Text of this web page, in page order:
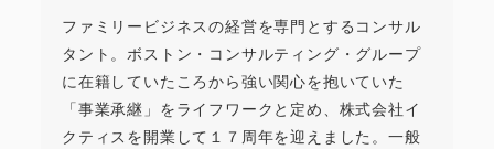
ファミリービジネスの経営を専門とするコンサル
タント。ボストン・コンサルティング・グループ
に在籍していたころから強い関心を抱いていた
「事業承継」をライフワークと定め、株式会社イ
クティスを開業して１７周年を迎えました。一般